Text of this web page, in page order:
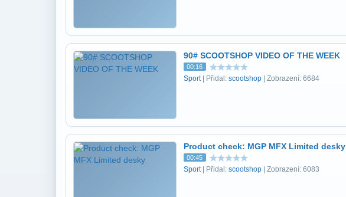
90# SCOOTSHOP VIDEO OF THE WEEK
00:16
Sport| Přidal: scootshop | Zobrazení: 6684
Product check: MGP MFX Limited desky
00:45
Sport| Přidal: scootshop | Zobrazení: 6083